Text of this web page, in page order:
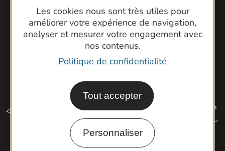
Les cookies nous sont très utiles pour
améliorer votre expérience de navigation,
analyser et mesurer votre engagement avec
nos contenus.
Politique de confidentialité
Tout accepter
Personnaliser